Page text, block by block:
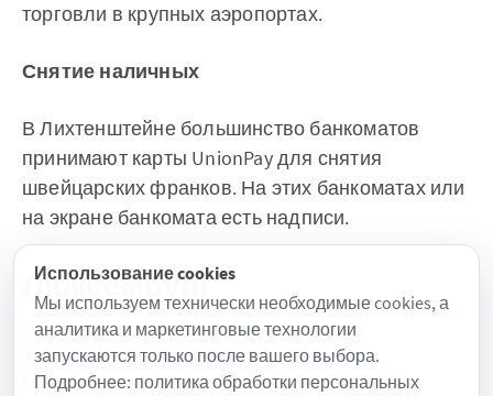
торговли в крупных аэропортах.
Снятие наличных
В Лихтенштейне большинство банкоматов
принимают карты UnionPay для снятия
швейцарских франков. На этих банкоматах или
на экране банкомата есть надписи.
Люксембург
Услуги UnionPay с декабря 2005 года
Горячая линия местной службы 00-800-800-
Использование cookies
Мы используем технически необходимые cookies, а
аналитика и маркетинговые технологии
запускаются только после вашего выбора.
Подробнее: политика обработки персональных